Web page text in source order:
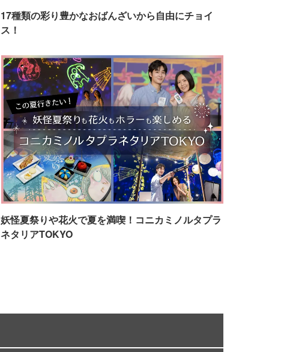
17種類の彩り豊かなおばんざいから自由にチョイ
ス！
妖怪夏祭りや花火で夏を満喫！コニカミノルタプラ
ネタリアTOKYO